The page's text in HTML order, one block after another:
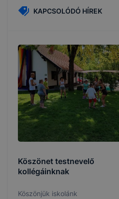
KAPCSOLÓDÓ HÍREK
Köszönet testnevelő
kollégáinknak
Köszönjük iskolánk